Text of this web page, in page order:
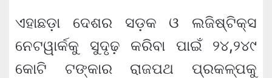
ଏହାଛଡ଼ା ଦେଶର ସଡ଼କ ଓ ଲଜିଷ୍ଟିକ୍ସ
ନେଟୱାର୍କକୁ ସୁଦୃଢ଼ କରିବା ପାଇଁ ୨୪,୨୪୯
କୋଟି ଟଙ୍କାର ରାଜପଥ ପ୍ରକଳ୍ପକୁ